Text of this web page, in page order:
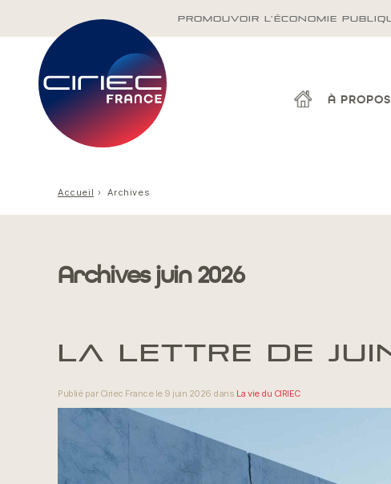
PROMOUVOIR L'ÉCONOMIE
À PROPOS
Accueil Archives
Archives juin 2026
LA LETTRE DE
Publié par Ciriec France le 9 juin 2026 dans La vie du CIRIEC